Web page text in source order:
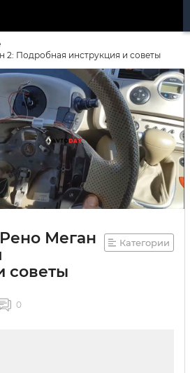
2: Подробная инструкция и советы
Меган
советы
Категории
0